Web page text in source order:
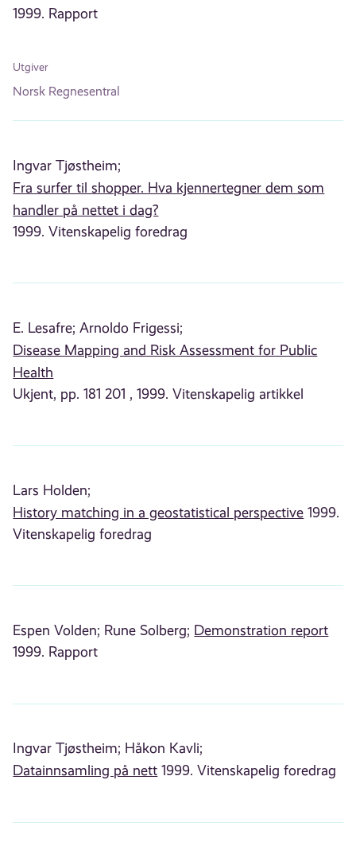
1999. Rapport
Utgiver
Norsk Regnesentral
Ingvar Tjøstheim;
Fra surfer til shopper. Hva kjennertegner dem som
handler på nettet i dag?
1999. Vitenskapelig foredrag
E. Lesafre; Arnoldo Frigessi;
Disease Mapping and Risk Assessment for Public
Health
Ukjent, pp. 181 201 , 1999. Vitenskapelig artikkel
Lars Holden;
History matching in a geostatistical perspective 1999.
Vitenskapelig foredrag
Espen Volden; Rune Solberg; Demonstration report
1999. Rapport
Ingvar Tjøstheim; Håkon Kavli;
Datainnsamling på nett 1999. Vitenskapelig foredrag